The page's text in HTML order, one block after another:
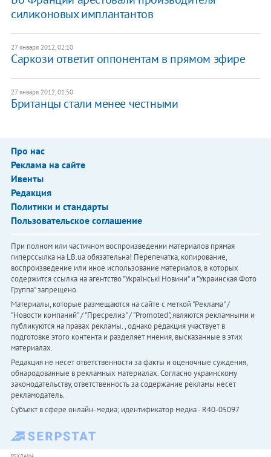
силиконовых имплантантов
27 января 2012, 02:10
Саркози ответит оппонентам в прямом эфире
27 января 2012, 01:50
Британцы стали менее честными
Про нас
Реклама на сайте
Ивенты
Редакция
Политики и стандарты
Пользовательское соглашение
При полном или частичном воспроизведении материалов прямая
гиперссылка на LB.ua обязательна! Перепечатка, копирование,
воспроизведение или иное использование материалов, в которых
содержится ссылка на агентство "Українськi Новини" и "Украинская Фото
Группа" запрещено.
Материалы, которые размещаются на сайте с меткой "Реклама" /
"Новости компаний" / "Пресрелиз" / "Promoted", являются рекламными и
публикуются на правах рекламы. , однако редакция участвует в
подготовке этого контента и разделяет мнения, высказанные в этих
материалах.
Редакция не несет ответственности за факты и оценочные суждения,
обнародованные в рекламных материалах. Согласно украинскому
законодательству, ответственность за содержание рекламы несет
рекламодатель.
Субъект в сфере онлайн-медиа; идентификатор медиа - R40-05097